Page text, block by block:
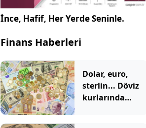
İnce, Hafif, Her Yerde Seninle.
Finans Haberleri
Dolar, euro,
sterlin... Döviz
kurlarında